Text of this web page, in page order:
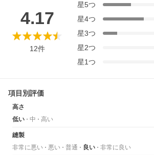
4.17
12件
星5つ
星4つ
星3つ
星2つ
星1つ
項目別評価
高さ
低い
中 高い
縫製
非常に悪い
悪い 普通 良い 非常に良い